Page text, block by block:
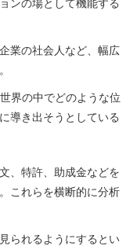
ンの場として機能する
業の社会人など、幅広
界の中でどのような位
導き出そうとしている
、特許、助成金などを
これらを横断的に分析
られるようにするとい